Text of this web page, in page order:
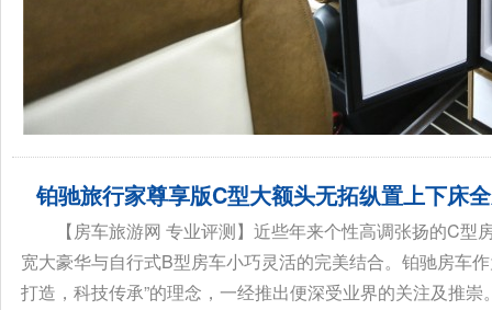
铂驰旅行家尊享版C型大额头无拓纵置上下床
【房车旅游网 专业评测】近些年来个性高调张扬的C
宽大豪华与自行式B型房车小巧灵活的完美结合。铂驰房车
打造，科技传承”的理念，一经推出便深受业界的关注及推崇
骏驰大通V80 拓锐斯特新